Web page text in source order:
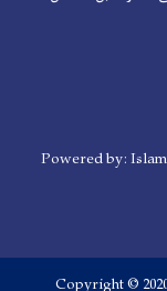
Powered by:
Copyright ©